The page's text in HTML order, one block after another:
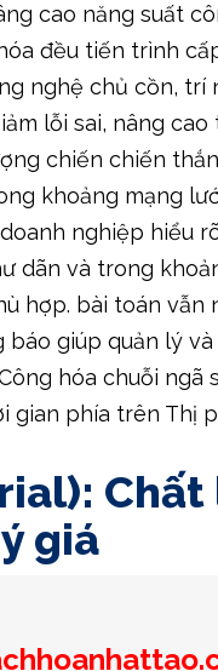
lỗi sai, nâng
chiến chiến
khoảng mạng
nghiệp hiểu
dãn và trong
hợp. bài toán vẫn
giúp quản lý
hóa chuỗi ngã
gian phía trên Thị
giá
2025